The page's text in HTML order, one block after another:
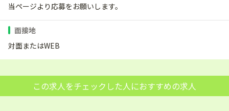
当ページより応募をお願いします。
面接地
対面またはWEB
この求人をチェックした人におすすめの求人